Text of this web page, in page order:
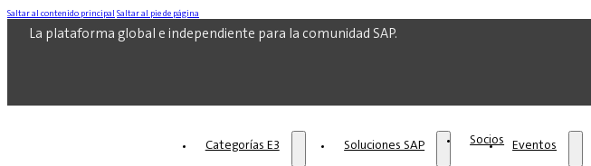
Saltar al contenido principal Saltar al pie de página
La plataforma global e independiente para la comunidad SAP.
Categorías E3 Soluciones‎‎ SAP Socios Eventos